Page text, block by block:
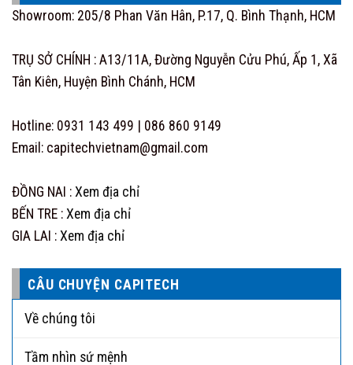
Showroom: 205/8 Phan Văn Hân, P.17, Q. Bình Thạnh, HCM
TRỤ SỞ CHÍNH : A13/11A, Đường Nguyễn Cửu Phú, Ấp 1, Xã
Tân Kiên, Huyện Bình Chánh, HCM
Hotline: 0931 143 499 | 086 860 9149
Email: capitechvietnam@gmail.com
ĐỒNG NAI : Xem địa chỉ
BẾN TRE : Xem địa chỉ
GIA LAI : Xem địa chỉ
CÂU CHUYỆN CAPITECH
Về chúng tôi
Tầm nhìn sứ mệnh